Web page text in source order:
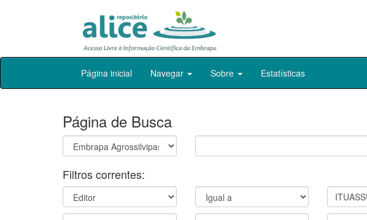
Skip
Página inicial Navegar Sobre Estatísticas
Página de Busca
Filtros correntes: